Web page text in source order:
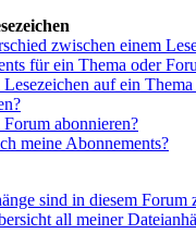
zwischen einem
für ein Thema oder
auf ein Thema
abonnieren?
meine Abonnements?
sind in diesem Forum
all meiner